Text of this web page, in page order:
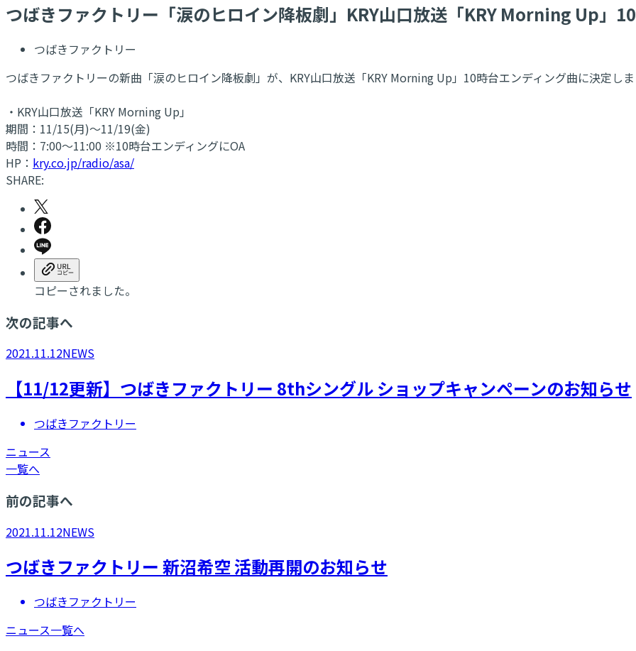
つばきファクトリー「涙のヒロイン降板劇」KRY山口放送「KRY Morning Up」
つばきファクトリー
つばきファクトリーの新曲「涙のヒロイン降板劇」が、KRY山口放送「KRY Morning Up」10時台エンディング曲に決定し
・KRY山口放送「KRY Morning Up」
期間：11/15(月)～11/19(金)
時間：7:00～11:00 ※10時台エンディングにOA
HP： kry.co.jp/radio/asa/
SHARE:
コピーされました。
次の記事へ
2021.11.12NEWS
【11/12更新】つばきファクトリー 8thシングル ショップキャンペーンのお知らせ
つばきファクトリー
ニュース
一覧へ
前の記事へ
2021.11.12NEWS
つばきファクトリー 新沼希空 活動再開のお知らせ
つばきファクトリー
ニュース一覧へ